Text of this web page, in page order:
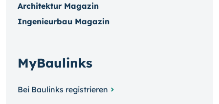
Architektur Magazin
Ingenieurbau Magazin
MyBaulinks
Bei Baulinks registrieren